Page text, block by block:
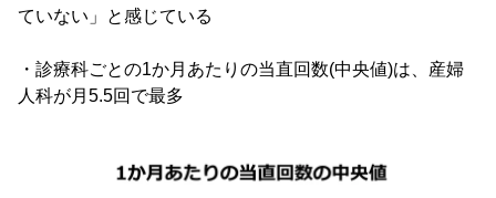
ていない」と感じている
・診療科ごとの1か月あたりの当直回数(中央値)は、産婦
人科が月5.5回で最多